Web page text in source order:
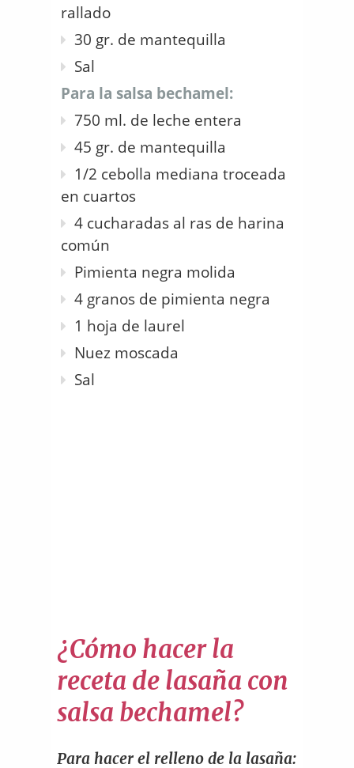
rallado
30 gr. de mantequilla
Sal
Para la salsa bechamel:
750 ml. de leche entera
45 gr. de mantequilla
1/2 cebolla mediana troceada
en cuartos
4 cucharadas al ras de harina
común
Pimienta negra molida
4 granos de pimienta negra
1 hoja de laurel
Nuez moscada
Sal
¿Cómo hacer la
receta de lasaña con
salsa bechamel?
Para hacer el relleno de la lasaña: